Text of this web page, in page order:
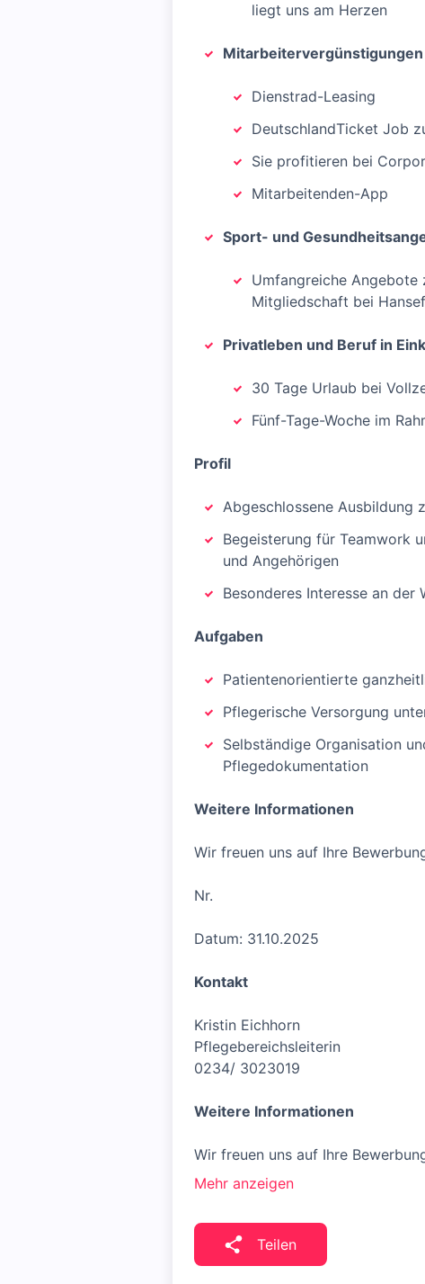
liegt uns am Herzen
Mitarbeitervergünstigungen
Dienstrad-Leasing
DeutschlandTicket Job
Sie profitieren bei
Mitarbeitenden-App
Sport- und
Umfangreiche
Mitgliedschaft bei
Privatleben und Beruf in
30 Tage Urlaub bei
Fünf-Tage-Woche im
Profil
Abgeschlossene Ausbildung
Begeisterung für Teamwork
und Angehörigen
Besonderes Interesse an
Aufgaben
Patientenorientierte
Pflegerische Versorgung
Selbständige Organisation
Pflegedokumentation
Weitere Informationen
Wir freuen uns auf Ihre
Nr.
Datum: 31.10.2025
Kontakt
Kristin Eichhorn
Pflegebereichsleiterin
0234/ 3023019
Weitere Informationen
Wir freuen uns auf Ihre
Mehr anzeigen
Teilen